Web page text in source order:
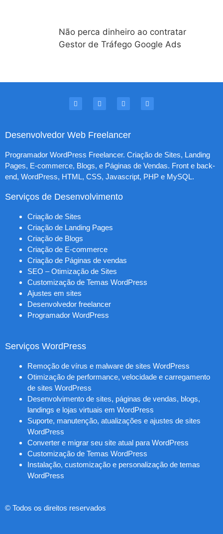
Não perca dinheiro ao contratar
Gestor de Tráfego Google Ads
Desenvolvedor Web Freelancer
Programador WordPress Freelancer. Criação de Sites, Landing
Pages, E-commerce, Blogs, e Páginas de Vendas. Front e back-
end, WordPress, HTML, CSS, Javascript, PHP e MySQL.
Serviços de Desenvolvimento
Criação de Sites
Criação de Landing Pages
Criação de Blogs
Criação de E-commerce
Criação de Páginas de vendas
SEO – Otimização de Sites
Customização de Temas WordPress
Ajustes em sites
Desenvolvedor freelancer
Programador WordPress
Serviços WordPress
Remoção de vírus e malware de sites WordPress
Otimização de performance, velocidade e carregamento
de sites WordPress
Desenvolvimento de sites, páginas de vendas, blogs,
landings e lojas virtuais em WordPress
Suporte, manutenção, atualizações e ajustes de sites
WordPress
Converter e migrar seu site atual para WordPress
Customização de Temas WordPress
Instalação, customização e personalização de temas
WordPress
© Todos os direitos reservados